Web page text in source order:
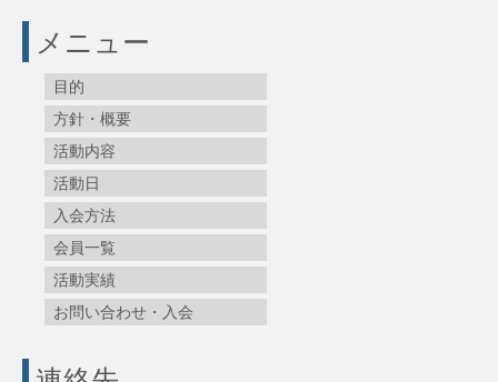
メニュー
目的
方針・概要
活動内容
活動日
入会方法
会員一覧
活動実績
お問い合わせ・入会